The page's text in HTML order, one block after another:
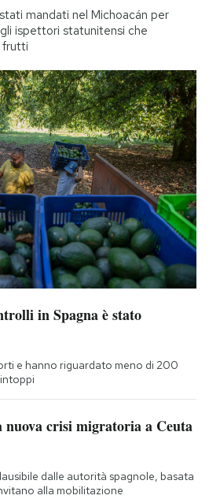
mandati nel Michoacán per
ispettori statunitensi che
frutti
in Spagna è stato
e hanno riguardato meno di 200
nuova crisi migratoria a Ceuta
dalle autorità spagnole, basata
alla mobilitazione